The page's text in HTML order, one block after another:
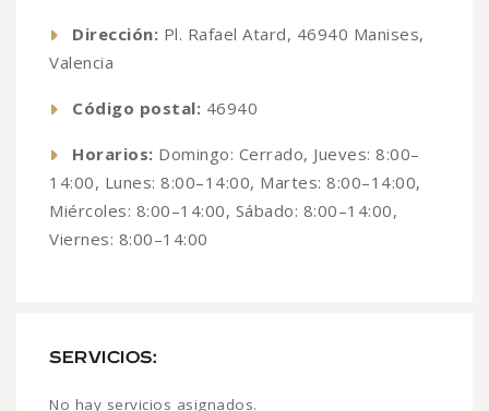
Dirección: Pl. Rafael Atard, 46940 Manises,
Valencia
Código postal: 46940
Horarios: Domingo: Cerrado, Jueves: 8:00–
14:00, Lunes: 8:00–14:00, Martes: 8:00–14:00,
Miércoles: 8:00–14:00, Sábado: 8:00–14:00,
Viernes: 8:00–14:00
SERVICIOS:
No hay servicios asignados.